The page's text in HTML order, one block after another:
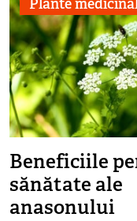
Plante
Beneficiile
sănătate ale
anasonului